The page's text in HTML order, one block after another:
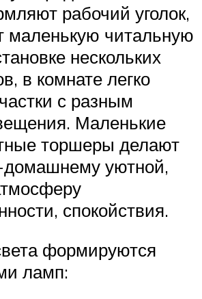
рабочий уголок,
маленькую читальную
нескольких
в комнате легко
с разным
Маленькие
торшеры делают
уютной,
спокойствия.
формируются
ламп: